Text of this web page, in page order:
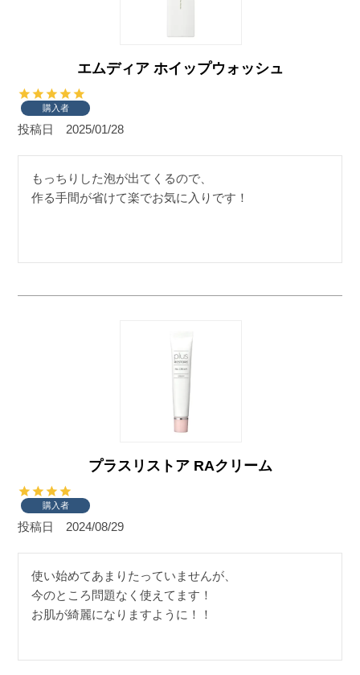
エムディア ホイップウォッシュ
購入者
投稿日 2025/01/28
もっちりした泡が出てくるので、
作る手間が省けて楽でお気に入りです！
プラスリストア RAクリーム
購入者
投稿日 2024/08/29
使い始めてあまりたっていませんが、
今のところ問題なく使えてます！
お肌が綺麗になりますように！！